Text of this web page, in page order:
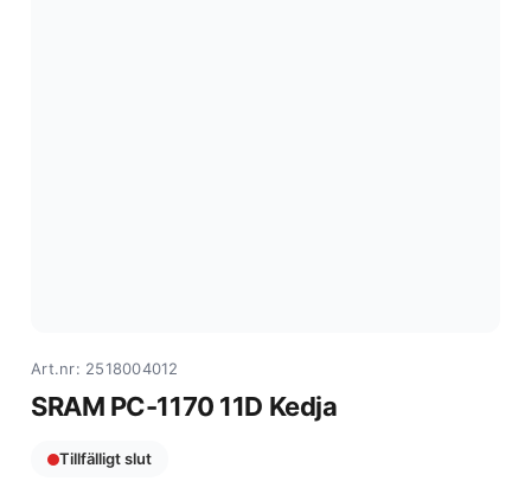
Art.nr: 2518004012
SRAM PC-1170 11D Kedja
Tillfälligt slut